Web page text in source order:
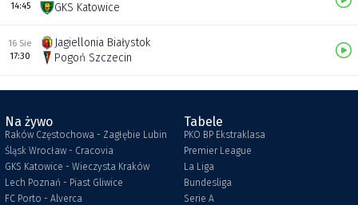
14:45
GKS Katowice
16 Sie
17:30
Jagiellonia Białystok
Pogoń Szczecin
Na żywo
Raków Częstochowa - Zagłębie Lubin
Śląsk Wrocław - Cracovia
GKS Katowice - Wieczysta Kraków
Lech Poznań - Piast Gliwice
FC Porto - Alverca
Tabele
PKO BP Ekstraklasa
Premier League
La Liga
Bundesliga
Serie A